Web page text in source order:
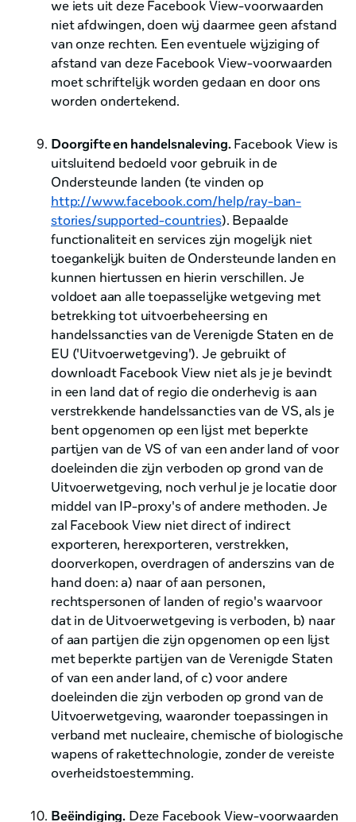
we iets uit deze Facebook View-voorwaarden
niet afdwingen, doen wij daarmee geen afstand
van onze rechten. Een eventuele wijziging of
afstand van deze Facebook View-voorwaarden
moet schriftelijk worden gedaan en door ons
worden ondertekend.
Doorgifte en handelsnaleving.Facebook View is
uitsluitend bedoeld voor gebruik in de
Ondersteunde landen (te vinden op
http://www.facebook.com/help/ray-ban-
stories/supported-countries). Bepaalde
functionaliteit en services zijn mogelijk niet
toegankelijk buiten de Ondersteunde landen en
kunnen hiertussen en hierin verschillen. Je
voldoet aan alle toepasselijke wetgeving met
betrekking tot uitvoerbeheersing en
handelssancties van de Verenigde Staten en de
EU ('Uitvoerwetgeving'). Je gebruikt of
downloadt Facebook View niet als je je bevindt
in een land dat of regio die onderhevig is aan
verstrekkende handelssancties van de VS, als je
bent opgenomen op een lijst met beperkte
partijen van de VS of van een ander land of voor
doeleinden die zijn verboden op grond van de
Uitvoerwetgeving, noch verhul je je locatie door
middel van IP-proxy's of andere methoden. Je
zal Facebook View niet direct of indirect
exporteren, herexporteren, verstrekken,
doorverkopen, overdragen of anderszins van de
hand doen: a) naar of aan personen,
rechtspersonen of landen of regio's waarvoor
dat in de Uitvoerwetgeving is verboden, b) naar
of aan partijen die zijn opgenomen op een lijst
met beperkte partijen van de Verenigde Staten
of van een ander land, of c) voor andere
doeleinden die zijn verboden op grond van de
Uitvoerwetgeving, waaronder toepassingen in
verband met nucleaire, chemische of biologische
wapens of rakettechnologie, zonder de vereiste
overheidstoestemming.
Beëindiging. Deze Facebook View-voorwaarden